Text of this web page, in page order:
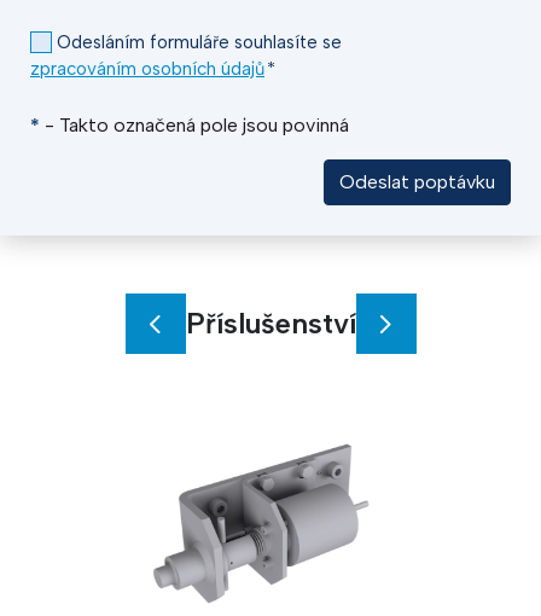
Odesláním formuláře souhlasíte se
zpracováním osobních údajů*
* - Takto označená pole jsou povinná
Odeslat poptávku
Příslušenství